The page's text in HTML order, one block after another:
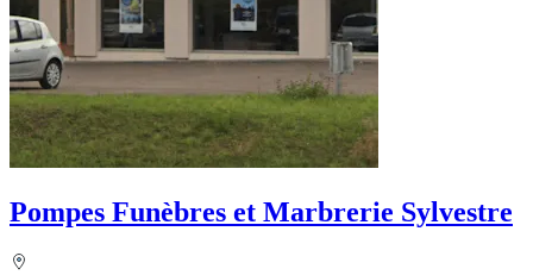
Pompes Funèbres et Marbrerie Sylvestre